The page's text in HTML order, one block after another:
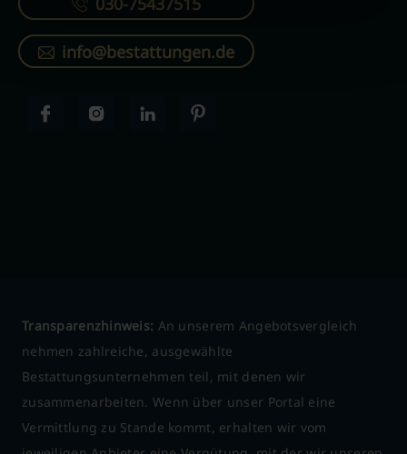
info@bestattungen.de
Transparenzhinweis: An unserem Angebotsvergleich
nehmen zahlreiche, ausgewählte
Bestattungsunternehmen teil, mit denen wir
zusammenarbeiten. Wenn über unser Portal eine
Vermittlung zu Stande kommt, erhalten wir vom